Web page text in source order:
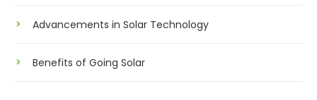
Advancements in Solar Technology
Benefits of Going Solar